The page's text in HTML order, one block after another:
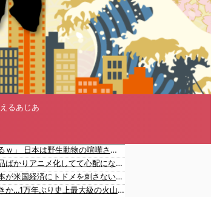
るあじあ
海外「日本はさすが過ぎるｗ」 日本は野生動物の喧嘩さえ可愛くなってしまうと世界が騒然
韓国人「日本でヤバい作品ばかりアニメ化してて心配になる…」
海外「なぜだろう！」日本が米国経済にトドメを刺さない本当の理由に海外が大騒ぎ
日本旅行キャンセルすべきか…1万年ぶり史上最大級の火山の兆し＝韓国の反応